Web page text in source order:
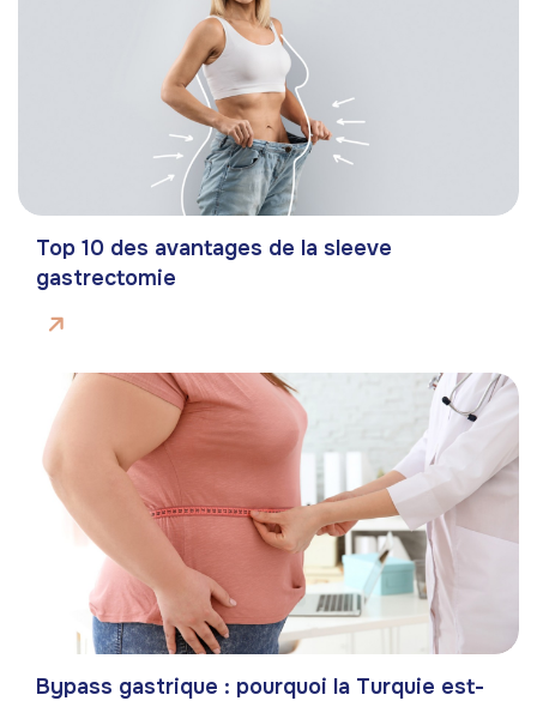
Top 10 des avantages de la sleeve
gastrectomie
Bypass gastrique : pourquoi la Turquie est-